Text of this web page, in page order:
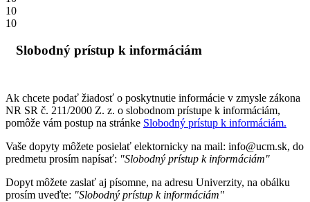
10
10
Slobodný prístup k informáciám
Ak chcete podať žiadosť o poskytnutie informácie v zmysle zákona
NR SR č. 211/2000 Z. z. o slobodnom prístupe k informáciám,
pomôže vám postup na stránke Slobodný prístup k informáciám.
Vaše dopyty môžete posielať elektornicky na mail: info@ucm.sk, do
predmetu prosím napísať: "Slobodný prístup k informáciám"
Dopyt môžete zaslať aj písomne, na adresu Univerzity, na obálku
prosím uveďte: "Slobodný prístup k informáciám"